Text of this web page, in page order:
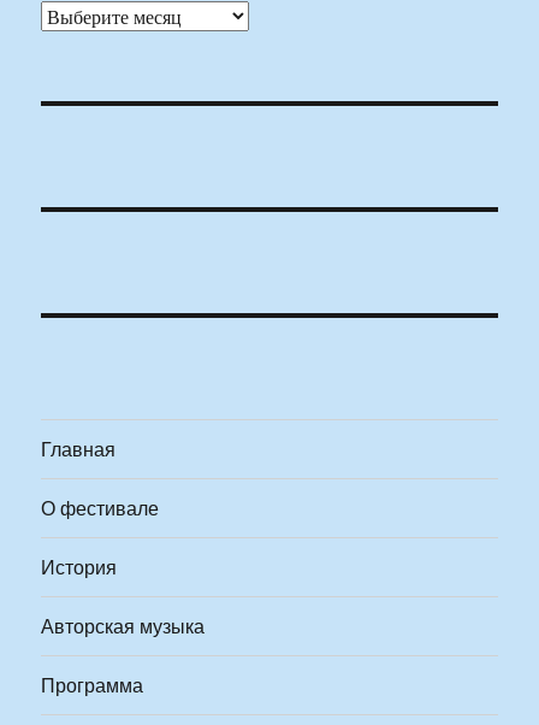
Архивы
Главная
О фестивале
История
Авторская музыка
Программа